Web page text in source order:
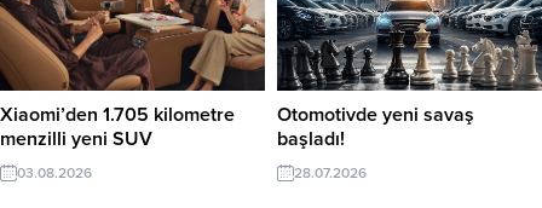
Xiaomi’den 1.705 kilometre
menzilli yeni SUV
03.08.2026
Otomotivde yeni savaş
başladı!
28.07.2026